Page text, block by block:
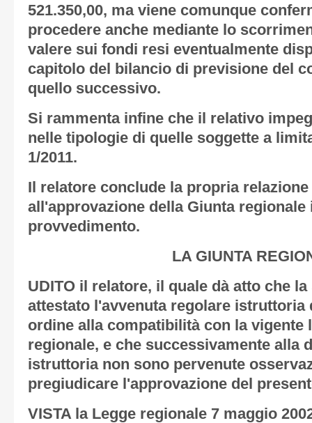
521.350,00, ma viene comunque
procedere anche mediante lo
valere sui fondi resi eventualmente
capitolo del bilancio di previsione del
quello successivo.
Si rammenta infine che il relativo
nelle tipologie di quelle soggette a
1/2011.
Il relatore conclude la propria
all'approvazione della Giunta regionale
provvedimento.
LA GIUNTA
UDITO il relatore, il quale dà atto che
attestato l'avvenuta regolare istruttoria
ordine alla compatibilità con la vigente
regionale, e che successivamente alla
istruttoria non sono pervenute
pregiudicare l'approvazione del
VISTA la Legge regionale 7 maggio